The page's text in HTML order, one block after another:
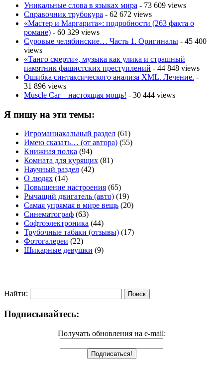
Уникальные слова в языках мира - 73 609 views
Справочник трубокура - 62 672 views
«Мастер и Маргарита»: подробности (263 факта о
романе) - 60 329 views
Суровые челябинские… Часть 1. Оригиналы - 45 400
views
«Танго смерти», музыка как улика и страшный
памятник фашистских преступлений - 44 848 views
Ошибка синтаксического анализа XML. Лечение. -
31 896 views
Muscle Car – настоящая мощь! - 30 444 views
Я пишу на эти темы:
Игроманиакальный раздел (61)
Имею сказать… (от автора) (55)
Книжная полка (94)
Комната для курящих (81)
Научный раздел (42)
О людях (14)
Повышение настроения (65)
Рычащий двигатель (авто) (19)
Самая упрямая в мире вещь (20)
Синематограф (63)
Софтоэлектроника (44)
Трубочные табаки (отзывы) (17)
Фотогалереи (22)
Шикарные девушки (9)
Найти:
Подписывайтесь:
Получать обновления на e-mail: